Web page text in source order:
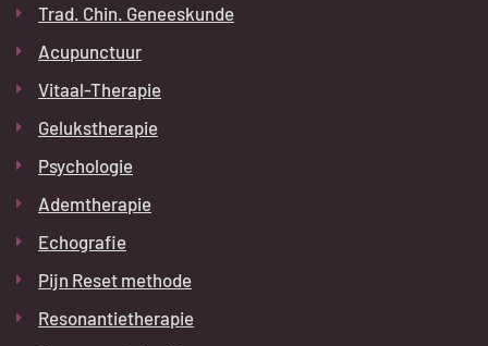
Trad. Chin. Geneeskunde
Acupunctuur
Vitaal-Therapie
Gelukstherapie
Psychologie
Ademtherapie
Echografie
Pijn Reset methode
Resonantietherapie